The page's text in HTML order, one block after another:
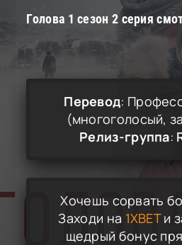
Голова 1 сезон 2 серия
Перевод:
(многоголосый,
Релиз-группа:
Хочешь сорвать
Заходи на 1XBETи
щедрый бонус